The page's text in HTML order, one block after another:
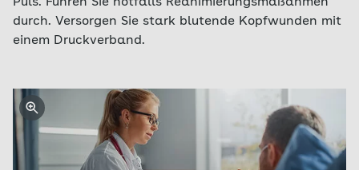
durch. Versorgen Sie stark blutende Kopfwunden mit
einem Druckverband.